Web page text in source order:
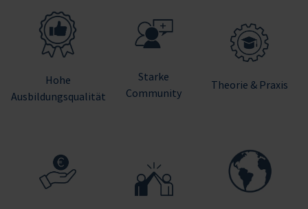
Hohe
Ausbildungsqualität
Starke
Community
Theorie & Praxis